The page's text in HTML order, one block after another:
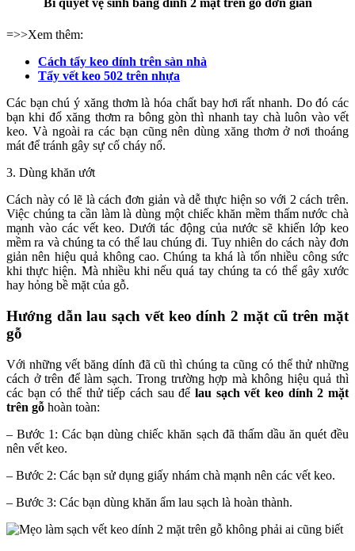
Bí quyết vệ sinh băng dính 2 mặt trên gỗ đơn giản
=>>Xem thêm:
Cách tẩy keo dính trên sàn nhà
Tẩy vết keo 502 trên nhựa
Các bạn chú ý xăng thơm là hóa chất bay hơi rất nhanh. Do đó các
bạn khi đổ xăng thơm ra bông gòn thì nhanh tay chà luôn vào vết
keo. Và ngoài ra các bạn cũng nên dùng xăng thơm ở nơi thoáng
mát để tránh gây sự cố cháy nổ.
3. Dùng khăn ướt
Cách này có lẽ là cách đơn giản và dễ thực hiện so với 2 cách trên.
Việc chúng ta cần làm là dùng một chiếc khăn mềm thấm nước chà
mạnh vào các vết keo. Dưới tác động của nước sẽ khiến lớp keo
mềm ra và chúng ta có thể lau chúng đi. Tuy nhiên do cách này đơn
giản nên hiệu quả không cao. Chúng ta khá là tốn nhiều công sức
khi thực hiện. Mà nhiều khi nếu quá tay chúng ta có thể gây xước
hay hỏng bề mặt của gỗ.
Hướng dẫn lau sạch vết keo dính 2 mặt cũ trên mặt
gỗ
Với những vết băng dính đã cũ thì chúng ta cũng có thể thử những
cách ở trên để làm sạch. Trong trường hợp mà không hiệu quả thì
các bạn có thể thử tiếp cách sau để lau sạch vết keo dính 2 mặt
trên gỗ hoàn toàn:
– Bước 1: Các bạn dùng chiếc khăn sạch đã thấm dầu ăn quét đều
nên vết keo.
– Bước 2: Các bạn sử dụng giấy nhám chà mạnh nên các vết keo.
– Bước 3: Các bạn dùng khăn ẩm lau sạch là hoàn thành.